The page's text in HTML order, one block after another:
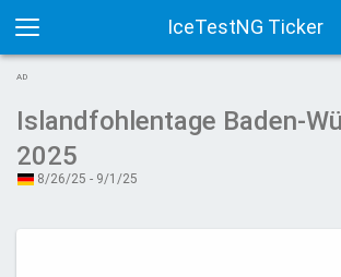
IceTestNG Ticker
Toggle
navigation
AD
Islandfohlentage Baden-
2025
8/26/25 - 9/1/25